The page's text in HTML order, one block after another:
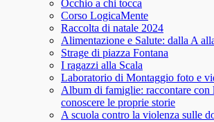
Occhio a chi tocca
Corso LogicaMente
Raccolta di natale 2024
Alimentazione e Salute: dalla A
Strage di piazza Fontana
I ragazzi alla Scala
Laboratorio di Montaggio foto e
Album di famiglie: raccontare con
conoscere le proprie storie
A scuola contro la violenza sulle